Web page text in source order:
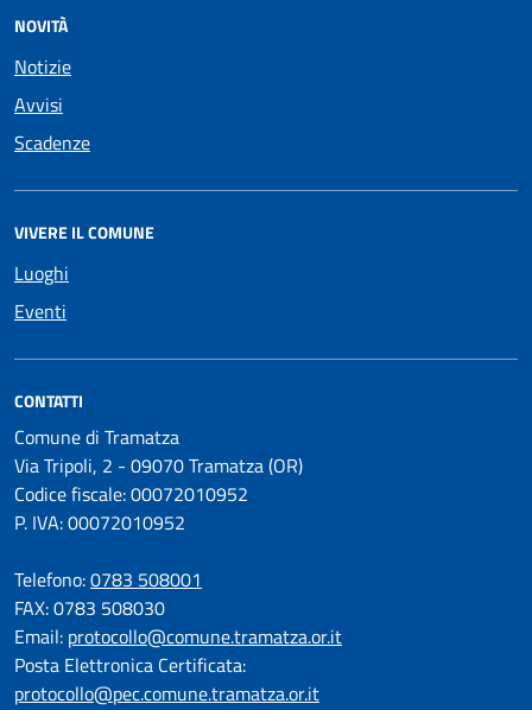
NOVITÀ
Notizie
Avvisi
Scadenze
VIVERE IL COMUNE
Luoghi
Eventi
CONTATTI
Comune di Tramatza
Via Tripoli, 2 - 09070 Tramatza (OR)
Codice fiscale: 00072010952
P. IVA: 00072010952
Telefono:0783 508001
FAX: 0783 508030
Email: protocollo@comune.tramatza.or.it
Posta Elettronica Certificata:
protocollo@pec.comune.tramatza.or.it